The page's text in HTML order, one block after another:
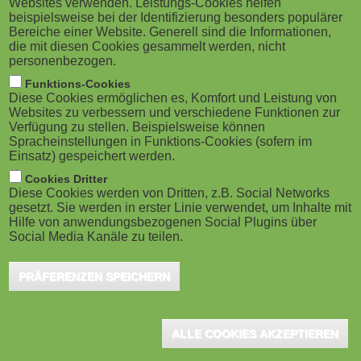
M
o
b
i
l
e
)
g
a
o
n
virtual coin to donate to charity in a new
online induction course. The international optical and
hearing business will make a real money donation to
charity in proportion to the virtual coins earned by
employees who complete the induction training.
The innovative online course has been created for Specsavers by
award-winning eLearning company Sponge UK. The module is
being rolled out across fifteen countries including the UK and will
form part of the company’s induction programme for all new
Simon Poole-Anderson, Global Learning Technologies
in assimilating our creative and technical direction. Sponge also
Websites verwenden. Leistungs-Cookies helfen
beispielsweise bei der Identifizierung besonders populärer
Bereiche einer Website. Generell sind die Informationen,
die mit diesen Cookies gesammelt werden, nicht
personenbezogen.
Funktions-Cookies
Diese Cookies ermöglichen es, Komfort und Leistung von
Websites zu verbessern und verschiedene Funktionen zur
Verfügung zu stellen. Beispielsweise können
Spracheinstellungen in Funktions-Cookies (sofern im
Einsatz) gespeichert werden.
Cookies Dritter
Diese Cookies werden von Dritten, z.B. Social Networks
gesetzt. Sie werden in erster Linie verwendet, um Inhalte mit
Hilfe von anwendungsbezogenen Social Plugins über
Social Media Kanäle zu teilen.
PRÄFERENZEN SPEICHERN
ALLE COOKIES AKZEPTIEREN